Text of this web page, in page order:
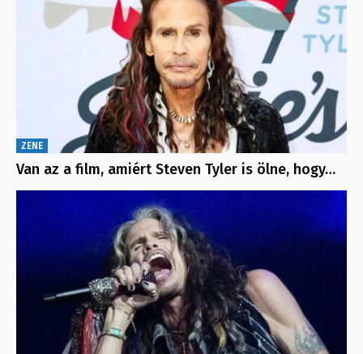
ZENE
Van az a film, amiért Steven Tyler is ölne, hogy…